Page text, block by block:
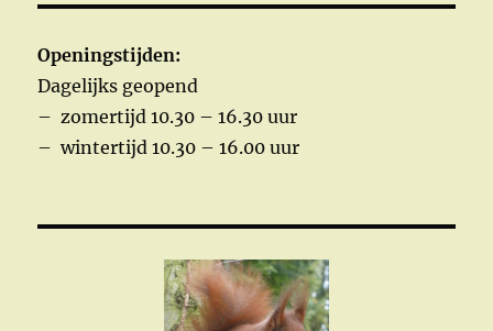
Openingstijden:
Dagelijks geopend
– zomertijd 10.30 – 16.30 uur
– wintertijd 10.30 – 16.00 uur